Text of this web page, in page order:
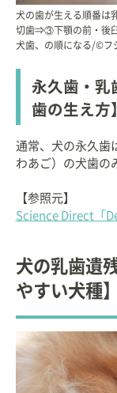
犬の歯が生える順番
切歯⇒③下顎の前・後
犬歯、の順になる/©フ
永久歯・乳
歯の生え方
通常、犬の永久歯
わあご）の犬歯の
【参照元】
Science Direct「
犬の乳歯遺
やすい犬種】